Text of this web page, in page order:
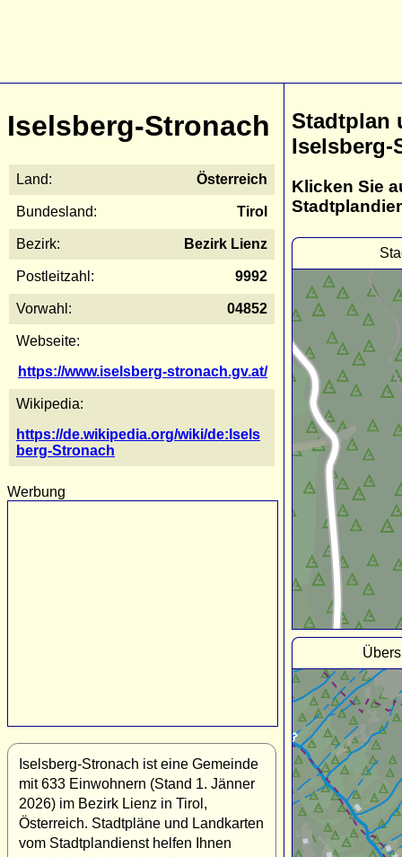
Iselsberg-Stronach
Land: Österreich
Bundesland: Tirol
Bezirk: Bezirk Lienz
Postleitzahl: 9992
Vorwahl: 04852
Webseite:
https://www.iselsberg-stronach.gv.at/
Wikipedia:
https://de.wikipedia.org/wiki/de:Isels
berg-Stronach
Werbung
Iselsberg-Stronach ist eine Gemeinde
mit 633 Einwohnern (Stand 1. Jänner
2026) im Bezirk Lienz in Tirol,
Österreich. Stadtpläne und Landkarten
vom Stadtplandienst helfen Ihnen
Stadtplan
Iselsberg-
Klicken Sie